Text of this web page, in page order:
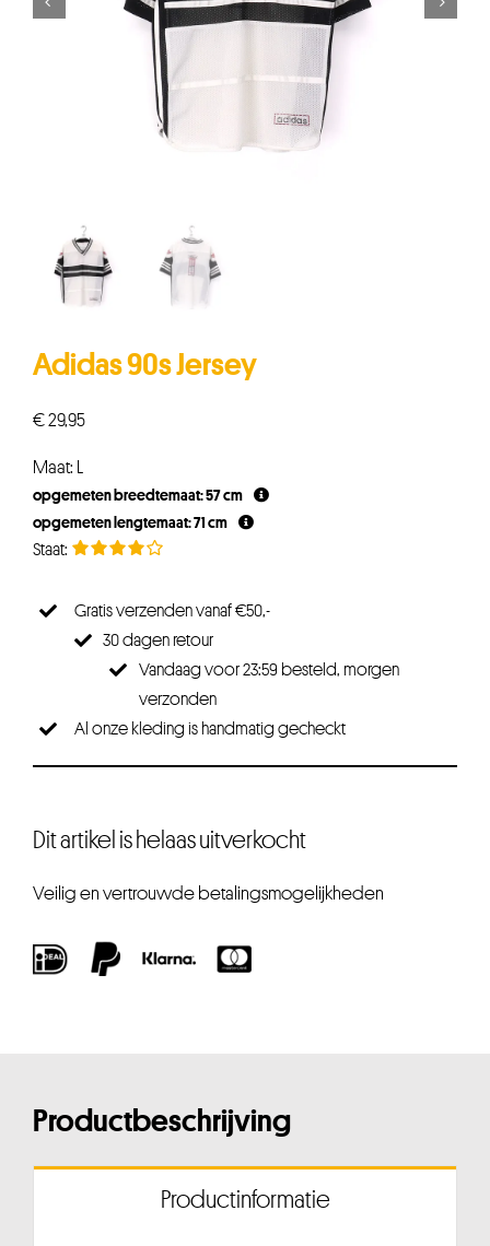
Adidas 90s Jersey
€29,95
Maat: L
opgemeten breedtemaat: 57 cm
opgemeten lengtemaat: 71 cm
Gratis verzenden vanaf €50,-
30 dagen retour
Vandaag voor 23:59 besteld, morgen
verzonden
Al onze kleding is handmatig gecheckt
Dit artikel is helaas uitverkocht
Veilig en vertrouwde betalingsmogelijkheden
Productbeschrijving
Productinformatie